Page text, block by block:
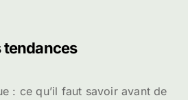
tendances
: ce qu’il faut savoir avant de